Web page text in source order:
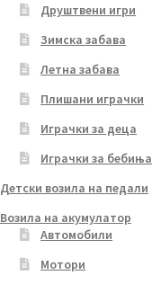
Друштвени игри
Зимска забава
Летна забава
Плишани играчки
Играчки за деца
Играчки за бебиња
Детски возила на педали
Возила на акумулатор
Автомобили
Мотори